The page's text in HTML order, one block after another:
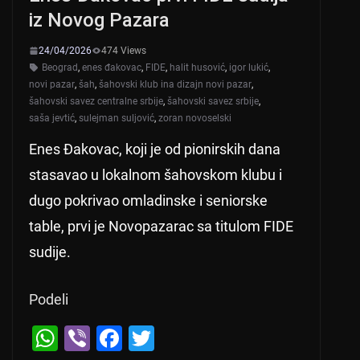
iz Novog Pazara
24/04/2026
474 Views
Beograd, enes đakovac, FIDE, halit husović, igor lukić,
novi pazar, šah, šahovski klub ina dizajn novi pazar,
šahovski savez centralne srbije, šahovski savez srbije,
saša jevtić, sulejman suljović, zoran novoselski
Enes Đakovac, koji je od pionirskih dana
stasavao u lokalnom šahovskom klubu i
dugo pokrivao omladinske i seniorske
table, prvi je Novopazarac sa titulom FIDE
sudije.
Podeli
W Vi F